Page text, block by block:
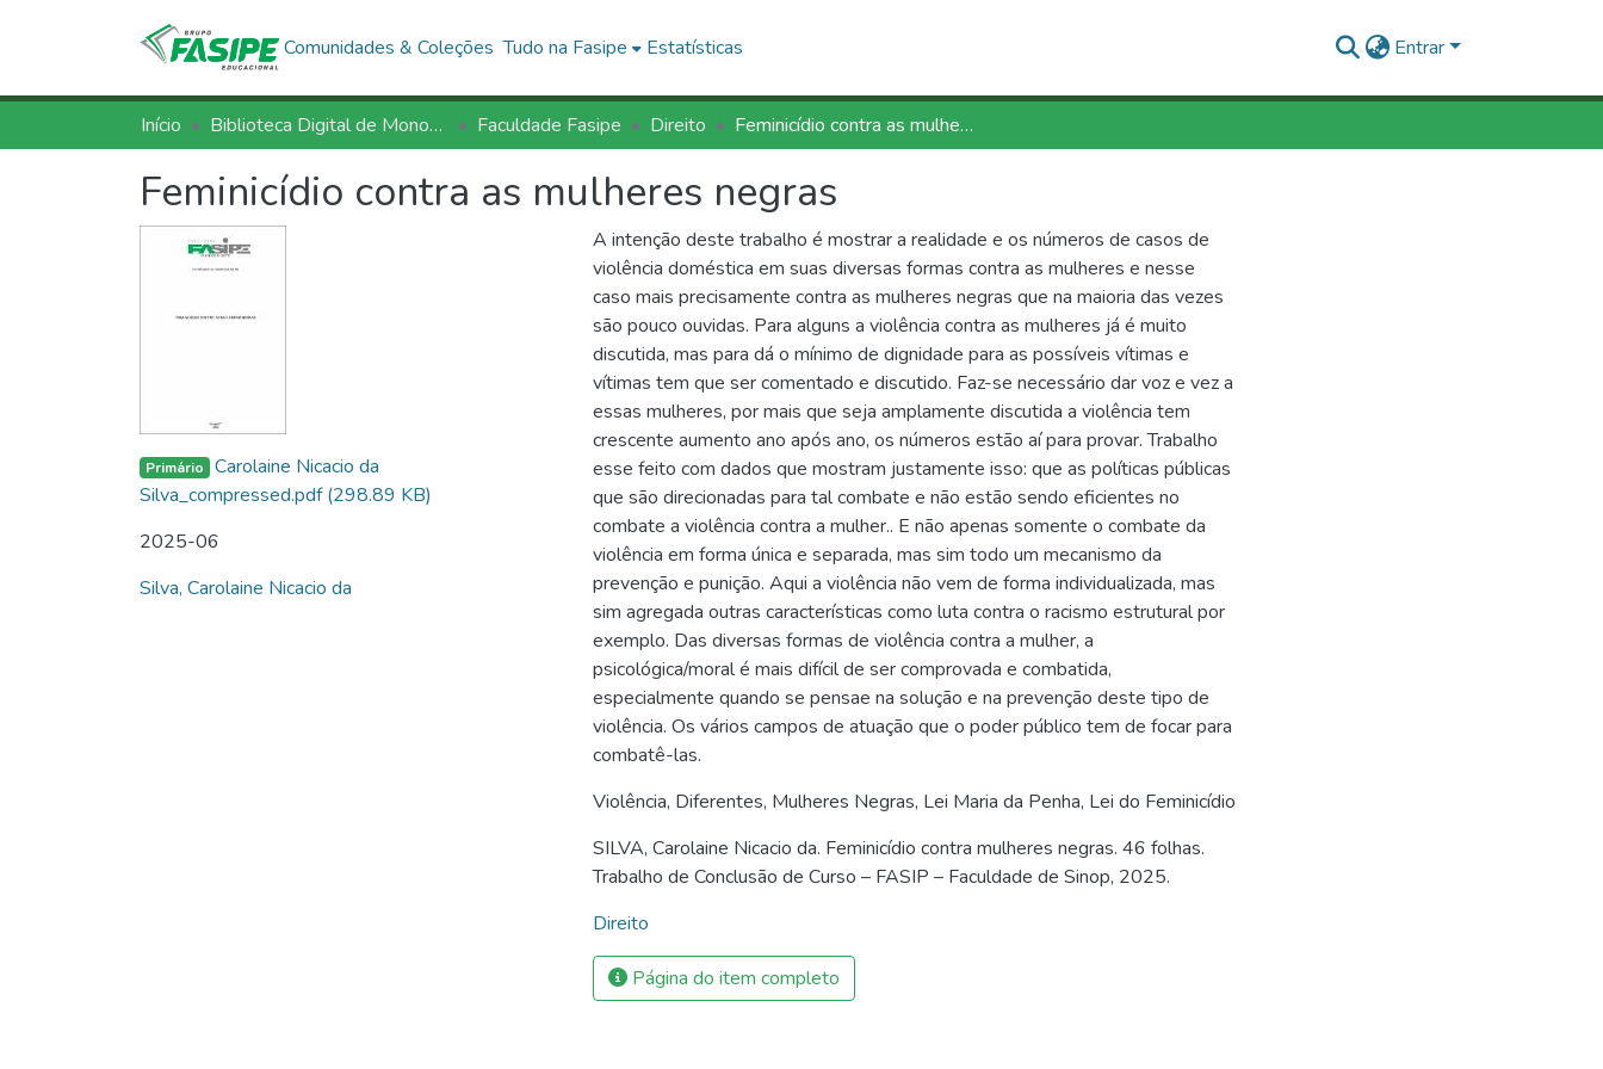
Comunidades & Coleções Tudo na Fasipe Estatísticas Entrar
Início Biblioteca Digital de Monografias - BDM/FASIPE Faculdade Fasipe Direito Feminicídio contra as mulheres negras
Feminicídio contra as mulheres negras
Primário Carolaine Nicacio da
Silva_compressed.pdf(298.89 KB)
2025-06
Silva, Carolaine Nicacio da
A intenção deste trabalho é mostrar a realidade e os números de casos de
violência doméstica em suas diversas formas contra as mulheres e nesse
caso mais precisamente contra as mulheres negras que na maioria das vezes
são pouco ouvidas. Para alguns a violência contra as mulheres já é muito
discutida, mas para dá o mínimo de dignidade para as possíveis vítimas e
vítimas tem que ser comentado e discutido. Faz-se necessário dar voz e vez a
essas mulheres, por mais que seja amplamente discutida a violência tem
crescente aumento ano após ano, os números estão aí para provar. Trabalho
esse feito com dados que mostram justamente isso: que as políticas públicas
que são direcionadas para tal combate e não estão sendo eficientes no
combate a violência contra a mulher.. E não apenas somente o combate da
violência em forma única e separada, mas sim todo um mecanismo da
prevenção e punição. Aqui a violência não vem de forma individualizada, mas
sim agregada outras características como luta contra o racismo estrutural por
exemplo. Das diversas formas de violência contra a mulher, a
psicológica/moral é mais difícil de ser comprovada e combatida,
especialmente quando se pensae na solução e na prevenção deste tipo de
violência. Os vários campos de atuação que o poder público tem de focar para
combatê-las.
Violência, Diferentes, Mulheres Negras, Lei Maria da Penha, Lei do Feminicídio
SILVA, Carolaine Nicacio da. Feminicídio contra mulheres negras. 46 folhas.
Trabalho de Conclusão de Curso – FASIP – Faculdade de Sinop, 2025.
Direito
Página do item completo